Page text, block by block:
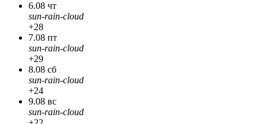
6.08 чт
sun-rain-cloud
+28
7.08 пт
sun-rain-cloud
+29
8.08 сб
sun-rain-cloud
+24
9.08 вс
sun-rain-cloud